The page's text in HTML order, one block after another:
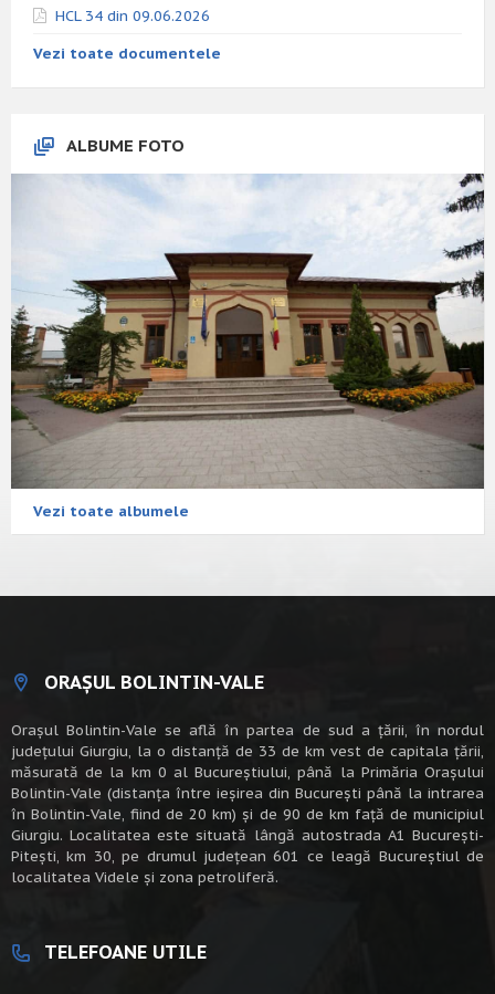
HCL 34 din 09.06.2026
Vezi toate documentele
ALBUME FOTO
Vezi toate albumele
ORAȘUL BOLINTIN-VALE
Oraşul Bolintin-Vale se află în partea de sud a ţării, în nordul
judeţului Giurgiu, la o distanţă de 33 de km vest de capitala țării,
măsurată de la km 0 al Bucureștiului, până la Primăria Orașului
Bolintin-Vale (distanța între ieșirea din București până la intrarea
în Bolintin-Vale, fiind de 20 km) şi de 90 de km faţă de municipiul
Giurgiu. Localitatea este situată lângă autostrada A1 Bucureşti-
Piteşti, km 30, pe drumul judeţean 601 ce leagă Bucureştiul de
localitatea Videle şi zona petroliferă.
TELEFOANE UTILE